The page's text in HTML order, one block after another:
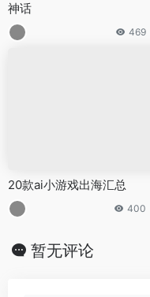
神话
469
20款ai小游戏出海汇总
400
暂无评论